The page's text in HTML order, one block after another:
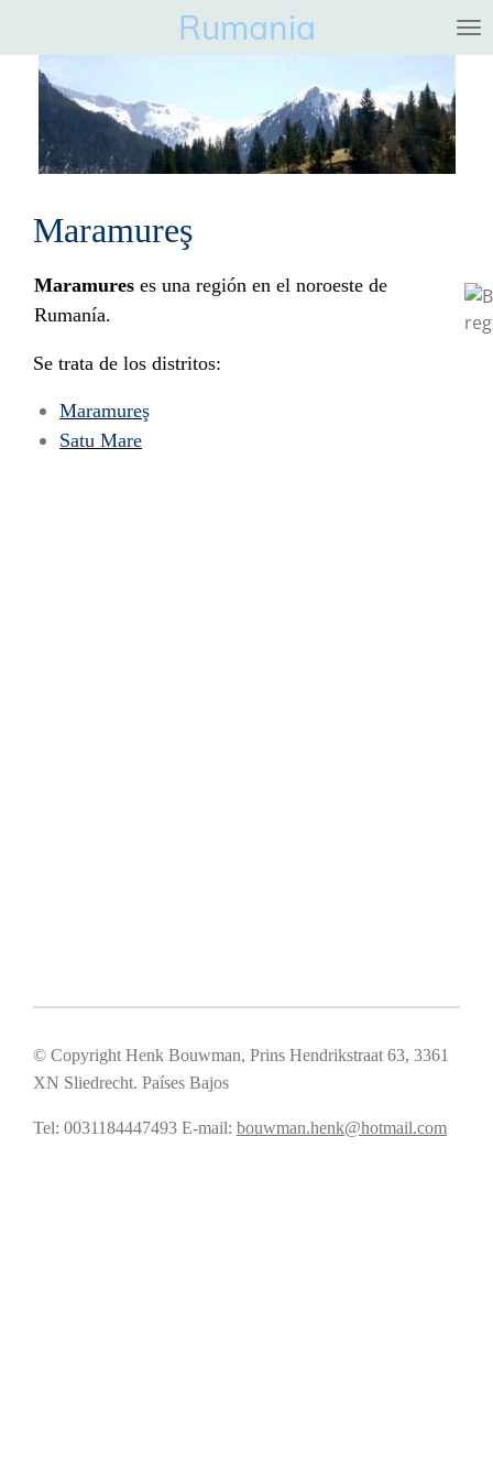
naar
hoofdinhoud
Rumania
Maramureş
Maramures es una región en el noroeste de
Rumanía.
Se trata de los distritos:
Maramureş
Satu Mare
© Copyright Henk Bouwman, Prins Hendrikstraat 63, 3361
XN Sliedrecht. Países Bajos
Tel: 0031184447493 E-mail: bouwman.henk@hotmail.com